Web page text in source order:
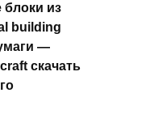
из
building
—
скачать